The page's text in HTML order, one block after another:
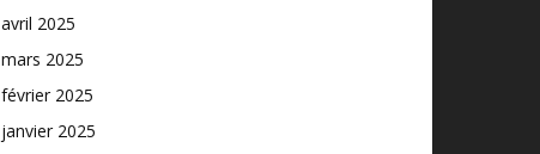
avril 2025
mars 2025
février 2025
janvier 2025